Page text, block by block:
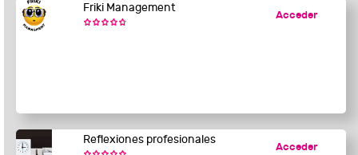
Friki Management
Acceder
Reflexiones profesionales
Acceder